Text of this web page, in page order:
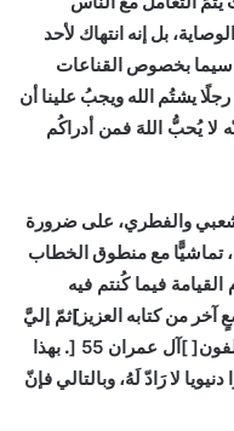
بل إنه انتهاك لأحد
سيما بخصوص القناعات
يشتُم الله ويجبُ علينا أن
لا يُحبُّ اللهَ فمن أدراكُم
والفطري، على ضرورة
تماشيًّا مع منطوق الخطاب
القيامة فيما كُنتم فيه
من كتابه العزيز]ثمّ إليَّ
[
]آل عمران 55 [. بهذا
لا رَادّ لَهُ، وبالتالي فإنّ